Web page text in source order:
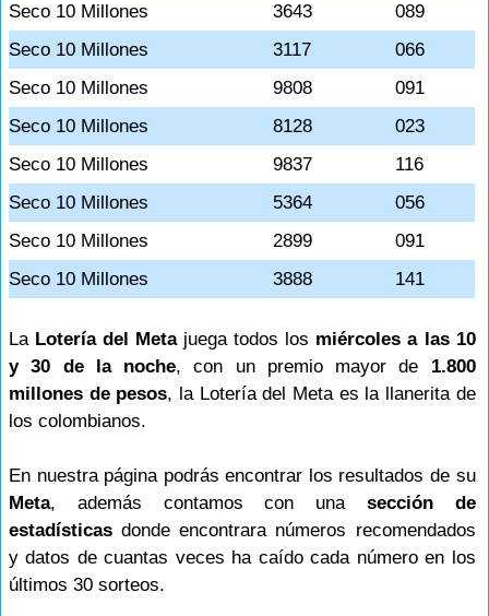
Seco 10 Millones
3643
089
Seco 10 Millones
3117
066
Seco 10 Millones
9808
091
Seco 10 Millones
8128
023
Seco 10 Millones
9837
116
Seco 10 Millones
5364
056
Seco 10 Millones
2899
091
Seco 10 Millones
3888 141
La Lotería del Metajuega todos los miércoles a las 10
y 30 de la noche, con un premio mayor de 1.800
millones de pesos, la Lotería del Meta es la llanerita de
los colombianos.
En nuestra página podrás encontrar los resultados de su
Meta, además contamos con una sección de
estadísticas donde encontrara números recomendados
y datos de cuantas veces ha caído cada número en los
últimos 30 sorteos.